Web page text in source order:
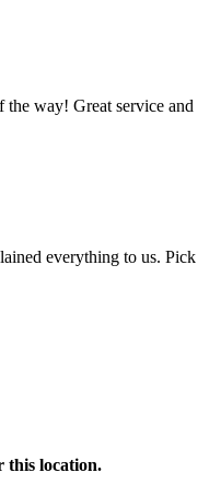
the way! Great service and
everything to us. Pick
this location.